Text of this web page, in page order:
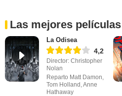
Las mejores
La Odisea
4,2
Director: Christopher
Nolan
Reparto Matt Damon,
Tom Holland, Anne
Hathaway